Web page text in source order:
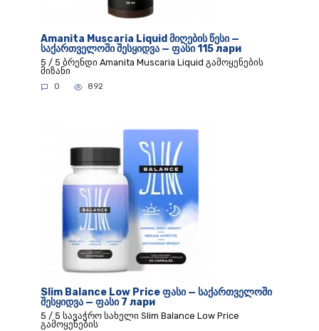
Amanita Muscaria Liquid მიღების წესი —
საქართველოში შესყიდვა — ფასი 115 лари
5 / 5 ბრენდი Amanita Muscaria Liquid გამოყენების
მიზანი
0 892
Slim Balance Low Price ფასი — საქართველოში
შესყიდვა — ფასი 7 лари
5 / 5 სავაჭრო სახელი Slim Balance Low Price
გამოყენების